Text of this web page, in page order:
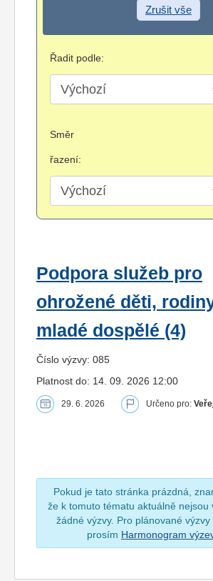
Zrušit vše
Řadit podle:
Směr
řazení:
Podpora služeb pro
ohrožené děti,
mladé dospělé (4)
Číslo výzvy: 085
Platnost do: 14. 09. 2026 12:00
29. 6. 2026 Určeno pro:
Pokud je tato stránka prázdná,
že k tomuto tématu aktuálně nejsou
žádné výzvy. Pro plánované výzvy
prosím Harmonogram